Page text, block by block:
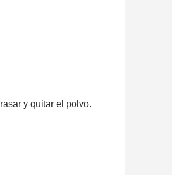
y quitar el polvo.